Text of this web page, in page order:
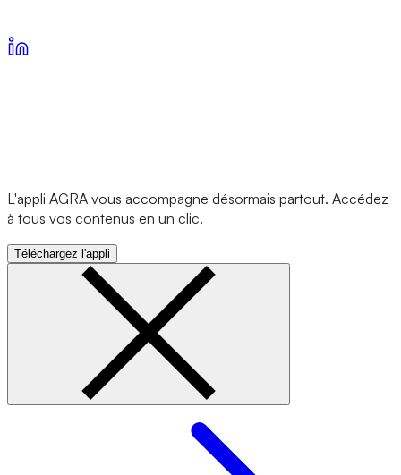
L'appli AGRA vous accompagne désormais partout. Accédez
à tous vos contenus en un clic.
Téléchargez l'appli